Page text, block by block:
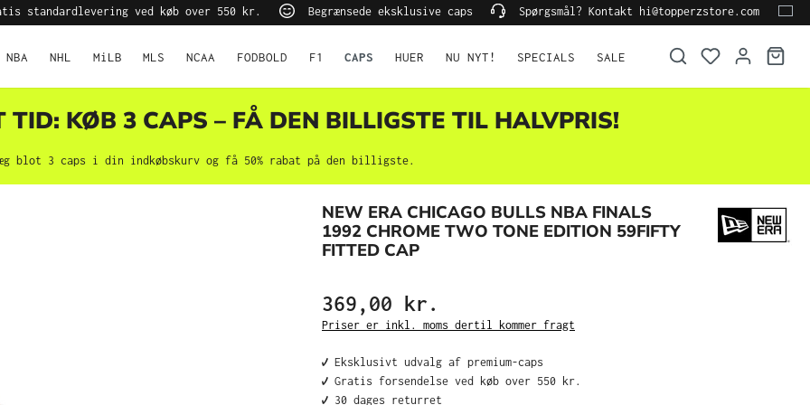
standardlevering ved køb over 550 kr. Begrænsede eksklusive caps Spørgsmål? Kontakt hi@topperzstore.com
NBA NHL MiLB MLS NCAA FODBOLD F1 CAPS HUER NU NYT! SPECIALS SALE
KØB 3 CAPS – FÅ DEN BILLIGSTE TIL HALVPRIS!
blot 3 caps i din indkøbskurv og få 50% rabat på den billigste.
NEW ERA CHICAGO BULLS NBA FINALS
1992 CHROME TWO TONE EDITION 59FIFTY
FITTED CAP
369,00 kr.
Priser er inkl. moms dertil kommer fragt
✔️ Eksklusivt udvalg af premium-caps
✔️ Gratis forsendelse ved køb over 550 kr.
✔️ 30 dages returret